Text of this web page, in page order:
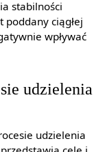
stabilności
poddany ciągłej
wpływać
udzielenia
udzielenia